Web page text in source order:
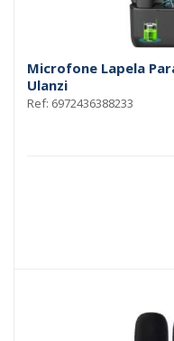
Microfone Lapela
Ulanzi
Ref: 6972436388233